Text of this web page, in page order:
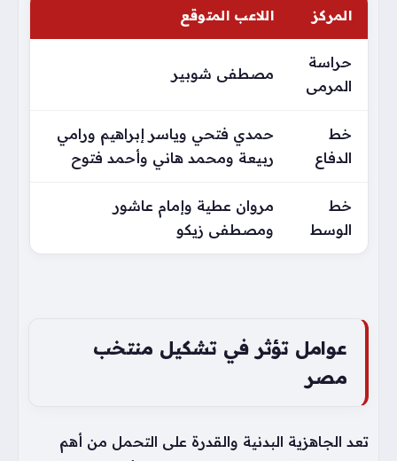
المركز اللاعب المتوقع
حراسة
المرمى
مصطفى شوبير
خط
الدفاع
حمدي فتحي وياسر إبراهيم ورامي
ربيعة ومحمد هاني وأحمد فتوح
خط
الوسط
مروان عطية وإمام عاشور
ومصطفى زيكو
عوامل تؤثر في تشكيل منتخب
مصر
تعد الجاهزية البدنية والقدرة على التحمل من أهم